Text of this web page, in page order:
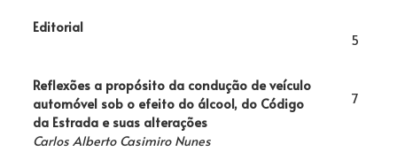
Editorial
5
Reflexões a propósito da condução de veículo
automóvel sob o efeito do álcool, do Código
da Estrada e suas alterações
Carlos Alberto Casimiro Nunes
7